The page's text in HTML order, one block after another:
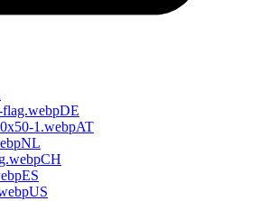
DE
AT
NL
CH
ES
US